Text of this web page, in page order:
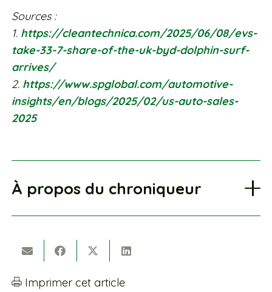
Sources :
1. https://cleantechnica.com/2025/06/08/evs-
take-33-7-share-of-the-uk-byd-dolphin-surf-
arrives/
2. https://www.spglobal.com/automotive-
insights/en/blogs/2025/02/us-auto-sales-
2025
À propos du chroniqueur
Imprimer cet article